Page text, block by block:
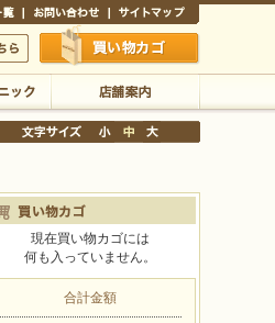
買い物かご
店舗案内
現在買い物カゴには
何も入っていません。
合計金額